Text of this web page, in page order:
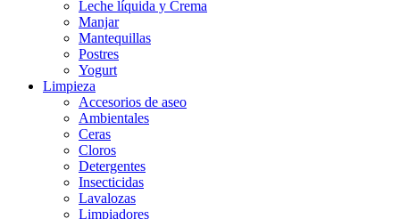
Leche líquida y Crema
Manjar
Mantequillas
Postres
Yogurt
Limpieza
Accesorios de aseo
Ambientales
Ceras
Cloros
Detergentes
Insecticidas
Lavalozas
Limpiadores